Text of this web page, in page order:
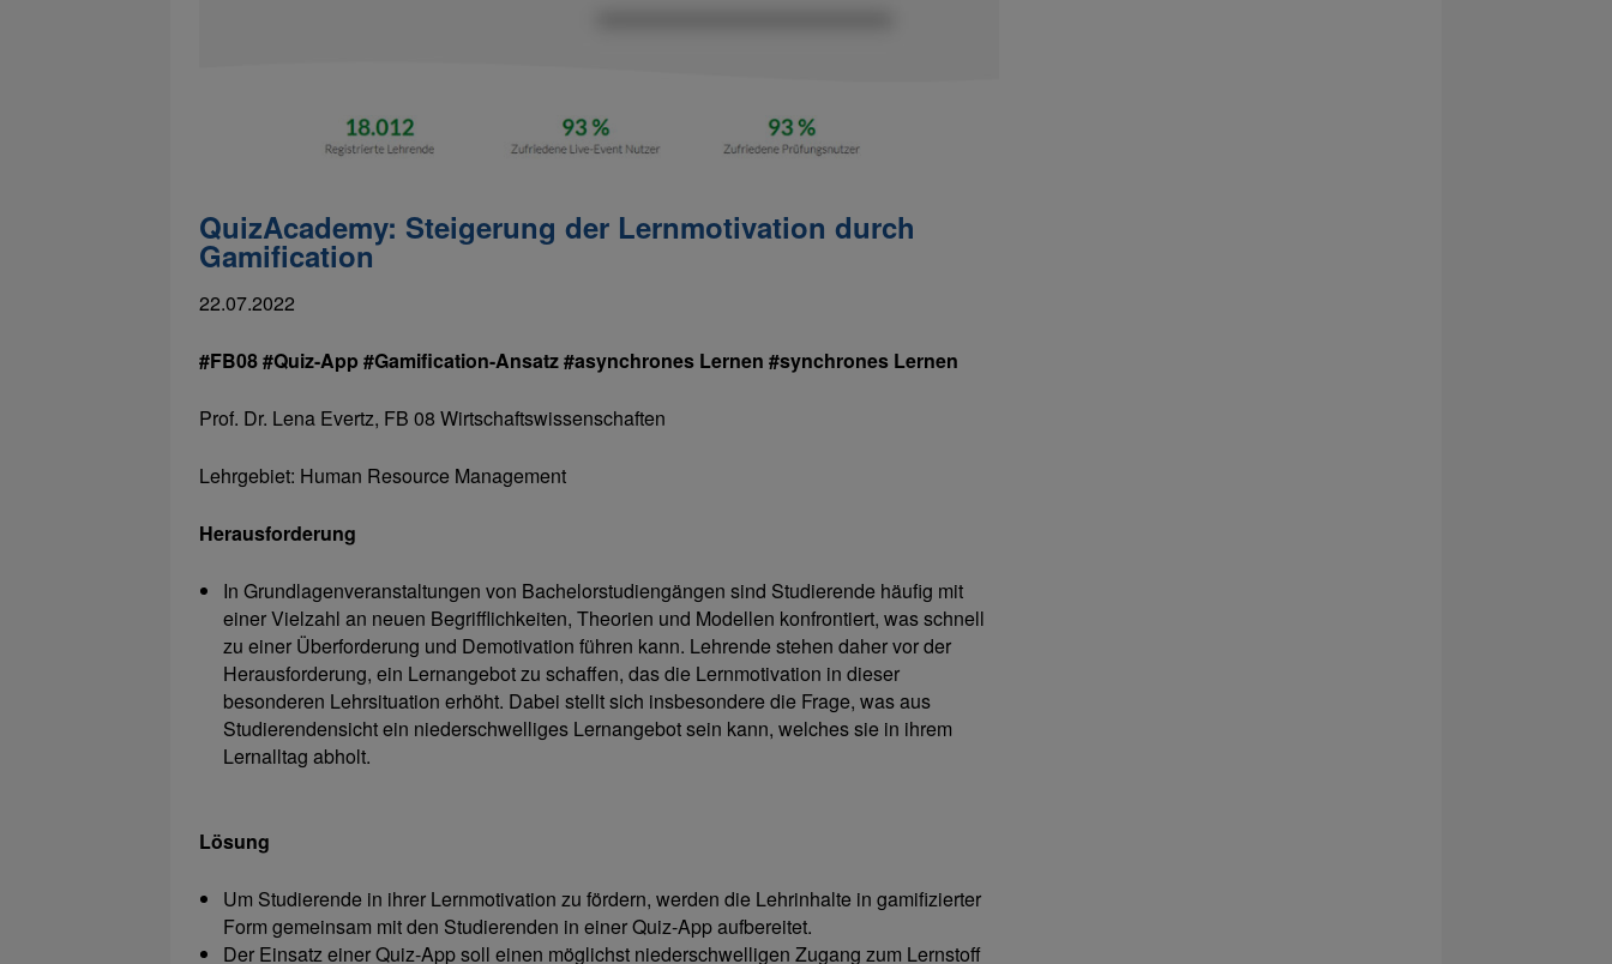
QuizAcademy: Steigerung der Lernmotivation durch
Gamification
22.07.2022
#FB08 #Quiz-App #Gamification-Ansatz #asynchrones Lernen #synchrones Lernen
Prof. Dr. Lena Evertz, FB 08 Wirtschaftswissenschaften
Lehrgebiet: Human Resource Management
Herausforderung
In Grundlagenveranstaltungen von Bachelorstudiengängen sind Studierende häufig mit
einer Vielzahl an neuen Begrifflichkeiten, Theorien und Modellen konfrontiert, was schnell
zu einer Überforderung und Demotivation führen kann. Lehrende stehen daher vor der
Herausforderung, ein Lernangebot zu schaffen, das die Lernmotivation in dieser
besonderen Lehrsituation erhöht. Dabei stellt sich insbesondere die Frage, was aus
Studierendensicht ein niederschwelliges Lernangebot sein kann, welches sie in ihrem
Lernalltag abholt.
Lösung
Um Studierende in ihrer Lernmotivation zu fördern, werden die Lehrinhalte in gamifizierter
Form gemeinsam mit den Studierenden in einer Quiz-App aufbereitet.
Der Einsatz einer Quiz-App soll einen möglichst niederschwelligen Zugang zum Lernstoff